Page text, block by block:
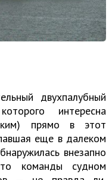
двухпалубный
интересна
прямо в этот
еще в далеком
внезапно
команды судном